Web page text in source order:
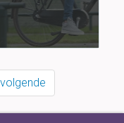
volgende